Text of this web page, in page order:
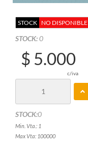
STOCK NO DISPONIBLE
STOCK:0
$ 5.000
c/iva
STOCK:0
Min. Vta.: 1
Max Vta: 100000